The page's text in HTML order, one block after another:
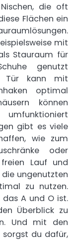
die oft
Flächen ein
mit
Stauraum für
genutzt
Tür kann mit
optimal
können
gibt es viele
wie zum
oder
Lauf und
ungenutzten
zu nutzen.
A und O ist.
Überblick zu
Und mit den
sorgst du dafür,